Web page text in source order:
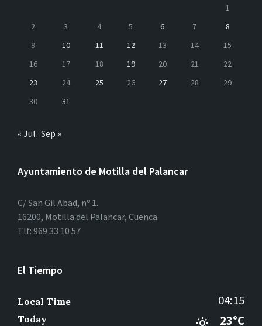
1
2
3 4 5 6 7
8
9
10 11 12 13 14
15
16
17 18 19 20 21
22
23
24 25 26 27 28
29
30
31
« Jul Sep »
Ayuntamiento de Motilla del Palancar
C/ San Gil Abad, nº 1.
16200, Motilla del Palancar, Cuenca.
Tlf: 969 33 10 57
El Tiempo
Local Time 04:15
Today 23°C